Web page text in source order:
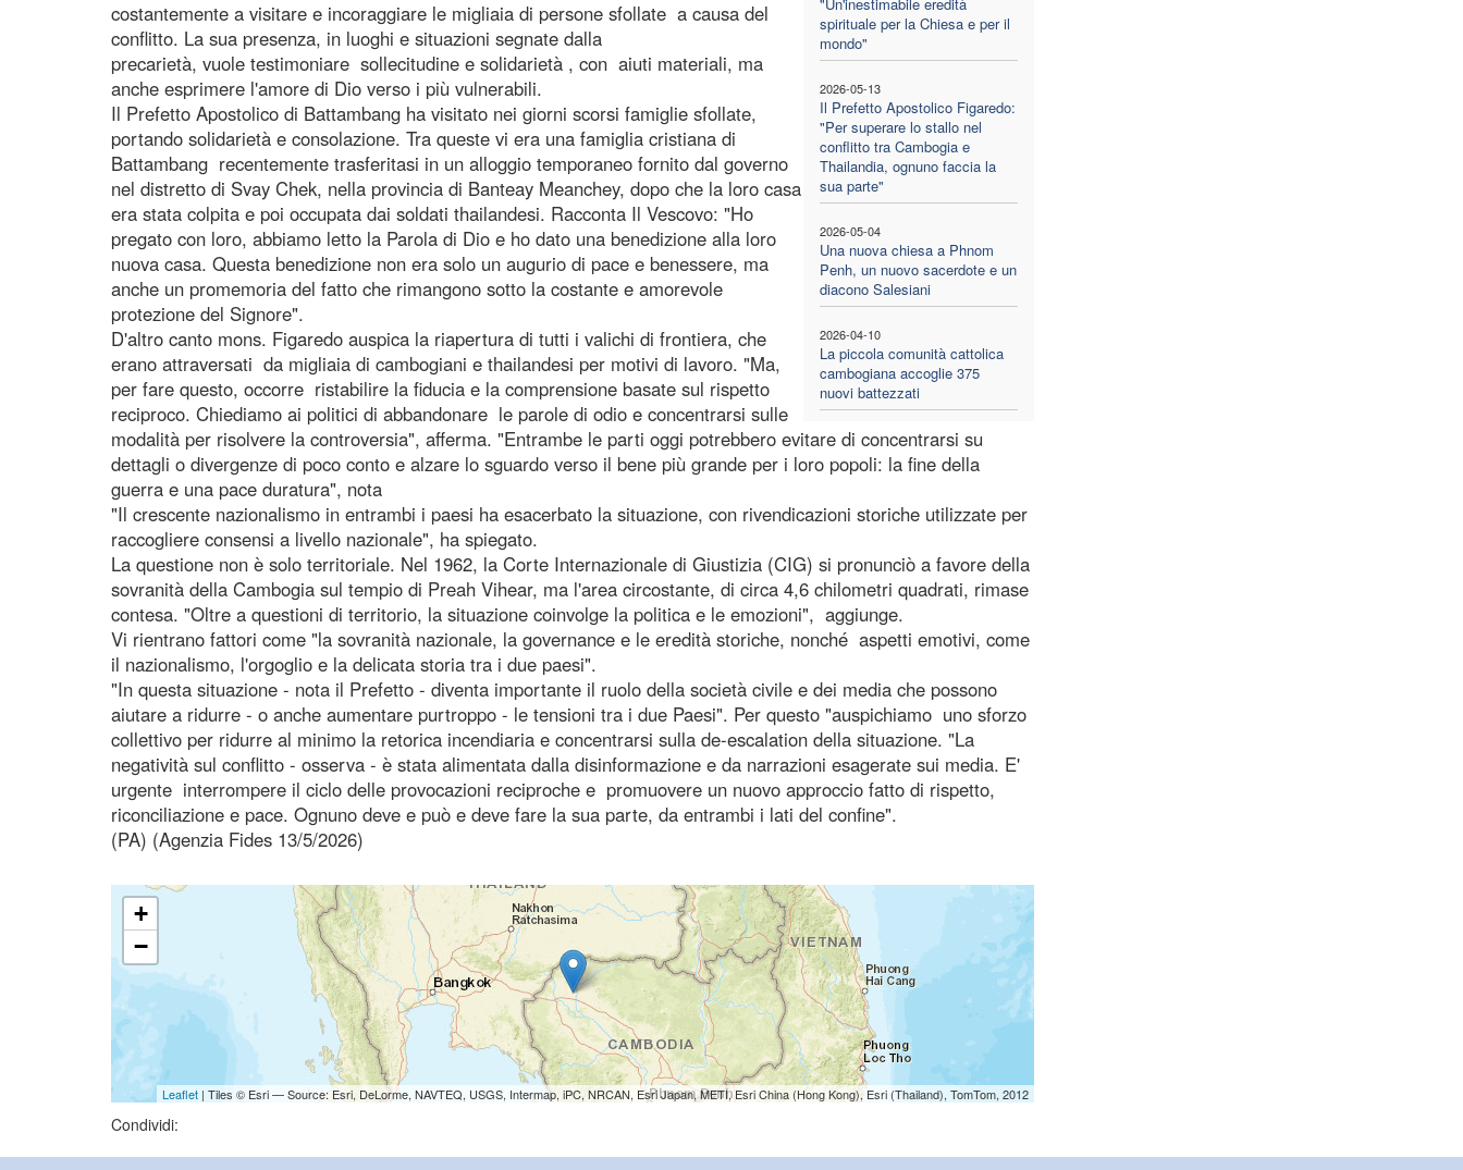
spirituale per la Chiesa e per il
mondo"
2026-05-13
Il Prefetto Apostolico Figaredo:
"Per superare lo stallo nel
conflitto tra Cambogia e
Thailandia, ognuno faccia la
sua parte"
2026-05-04
Una nuova chiesa a Phnom
Penh, un nuovo sacerdote e un
diacono Salesiani
2026-04-10
La piccola comunità cattolica
cambogiana accoglie 375
nuovi battezzati
costantemente a visitare e incoraggiare le migliaia di persone sfollate a causa del
conflitto. La sua presenza, in luoghi e situazioni segnate dalla
precarietà, vuole testimoniare sollecitudine e solidarietà , con aiuti materiali, ma
anche esprimere l'amore di Dio verso i più vulnerabili.
Il Prefetto Apostolico di Battambang ha visitato nei giorni scorsi famiglie sfollate,
portando solidarietà e consolazione. Tra queste vi era una famiglia cristiana di
Battambang recentemente trasferitasi in un alloggio temporaneo fornito dal governo
nel distretto di Svay Chek, nella provincia di Banteay Meanchey, dopo che la loro casa
era stata colpita e poi occupata dai soldati thailandesi. Racconta Il Vescovo: "Ho
pregato con loro, abbiamo letto la Parola di Dio e ho dato una benedizione alla loro
nuova casa. Questa benedizione non era solo un augurio di pace e benessere, ma
anche un promemoria del fatto che rimangono sotto la costante e amorevole
protezione del Signore".
D'altro canto mons. Figaredo auspica la riapertura di tutti i valichi di frontiera, che
erano attraversati da migliaia di cambogiani e thailandesi per motivi di lavoro. "Ma,
per fare questo, occorre ristabilire la fiducia e la comprensione basate sul rispetto
reciproco. Chiediamo ai politici di abbandonare le parole di odio e concentrarsi sulle
modalità per risolvere la controversia", afferma. "Entrambe le parti oggi potrebbero evitare di concentrarsi su
dettagli o divergenze di poco conto e alzare lo sguardo verso il bene più grande per i loro popoli: la fine della
guerra e una pace duratura", nota
"Il crescente nazionalismo in entrambi i paesi ha esacerbato la situazione, con rivendicazioni storiche utilizzate per
raccogliere consensi a livello nazionale", ha spiegato.
La questione non è solo territoriale. Nel 1962, la Corte Internazionale di Giustizia (CIG) si pronunciò a favore della
sovranità della Cambogia sul tempio di Preah Vihear, ma l'area circostante, di circa 4,6 chilometri quadrati, rimase
contesa. "Oltre a questioni di territorio, la situazione coinvolge la politica e le emozioni", aggiunge.
Vi rientrano fattori come "la sovranità nazionale, la governance e le eredità storiche, nonché aspetti emotivi, come
il nazionalismo, l'orgoglio e la delicata storia tra i due paesi".
"In questa situazione - nota il Prefetto - diventa importante il ruolo della società civile e dei media che possono
aiutare a ridurre - o anche aumentare purtroppo - le tensioni tra i due Paesi". Per questo "auspichiamo uno sforzo
collettivo per ridurre al minimo la retorica incendiaria e concentrarsi sulla de-escalation della situazione. "La
negatività sul conflitto - osserva - è stata alimentata dalla disinformazione e da narrazioni esagerate sui media. E'
urgente interrompere il ciclo delle provocazioni reciproche e promuovere un nuovo approccio fatto di rispetto,
riconciliazione e pace. Ognuno deve e può e deve fare la sua parte, da entrambi i lati del confine".
(PA) (Agenzia Fides 13/5/2026)
+
−
Leaflet| Tiles © Esri — Source: Esri, DeLorme, NAVTEQ, USGS, Intermap, iPC, NRCAN, Esri Japan, METI, Esri China (Hong Kong), Esri (Thailand), TomTom, 2012
Condividi: